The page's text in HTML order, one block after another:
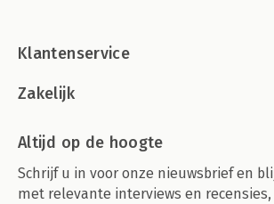
Klantenservice
Zakelijk
Altijd op de hoogte
Schrijf u in voor onze nieuwsbrief en
met relevante interviews en